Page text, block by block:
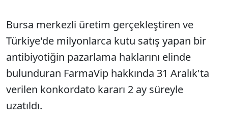
Bursa merkezli üretim gerçekleştiren ve
Türkiye'de milyonlarca kutu satış yapan bir
antibiyotiğin pazarlama haklarını elinde
bulunduran FarmaVip hakkında 31 Aralık'ta
verilen konkordato kararı 2 ay süreyle
uzatıldı.